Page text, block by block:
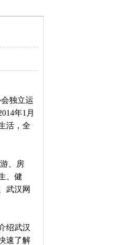
独立运
年1月
活，全
房
、健
武汉网
绍武汉
速了解